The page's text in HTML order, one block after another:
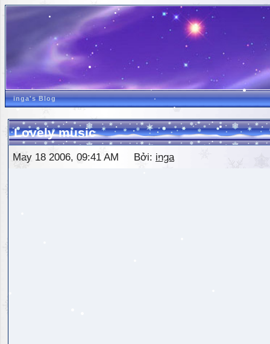
inga's Blog
Lovely music
May 18 2006, 09:41 AM Bởi: inga